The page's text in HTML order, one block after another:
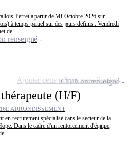
Perret a partir de Mi-Octobre 2026 sur
à temps partiel sur des jours definis : Vendredi
de...
renseigné
(H/F)
ARRONDISSEMENT
en recrutement spécialisé dans le secteur de la
Dans le cadre d'un renforcement d'équipe,
CDINon renseigné
Ajouter cette offre à ma sélection